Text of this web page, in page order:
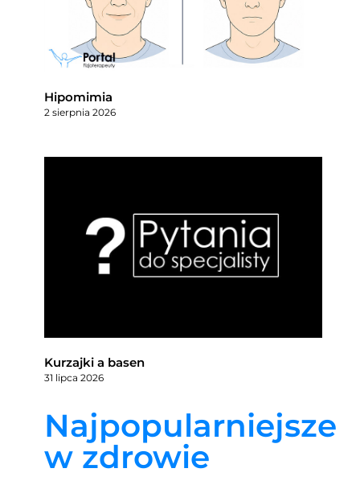
Hipomimia
2 sierpnia 2026
Kurzajki a basen
31 lipca 2026
Najpopularniejsze
w zdrowie